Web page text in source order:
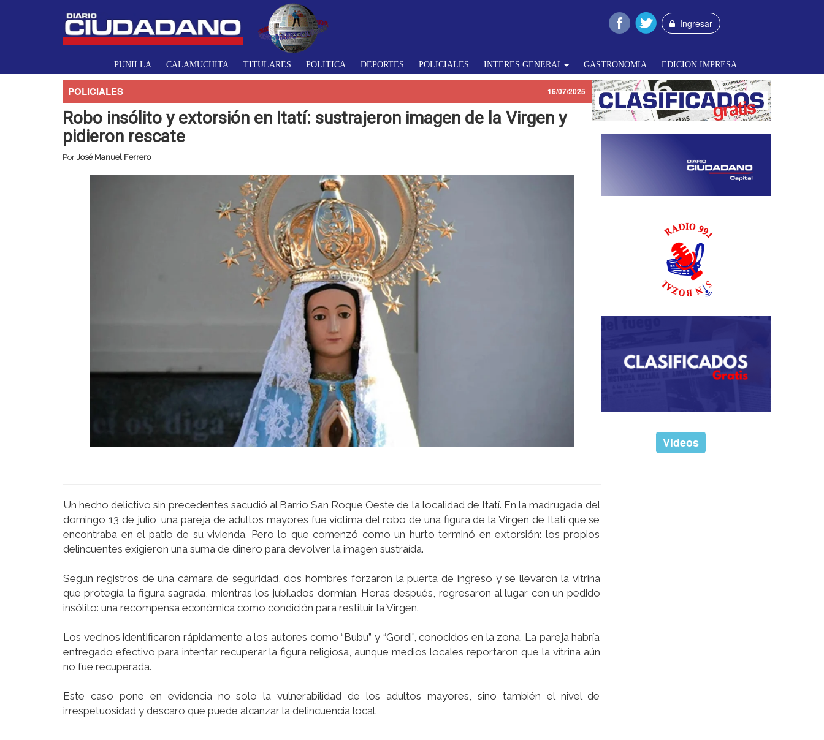
Ingresar
PUNILLA CALAMUCHITA TITULARES POLITICA DEPORTES POLICIALES INTERES GENERAL GASTRONOMIA EDICION IMPRESA
POLICIALES 16/07/2025
Robo insólito y extorsión en Itatí: sustrajeron imagen de la Virgen y
pidieron rescate
Por José Manuel Ferrero
Un hecho delictivo sin precedentes sacudió al Barrio San Roque Oeste de la localidad de Itatí. En la madrugada del
domingo 13 de julio, una pareja de adultos mayores fue víctima del robo de una figura de la Virgen de Itatí que se
encontraba en el patio de su vivienda. Pero lo que comenzó como un hurto terminó en extorsión: los propios
delincuentes exigieron una suma de dinero para devolver la imagen sustraída.
Según registros de una cámara de seguridad, dos hombres forzaron la puerta de ingreso y se llevaron la vitrina
que protegía la figura sagrada, mientras los jubilados dormían. Horas después, regresaron al lugar con un pedido
insólito: una recompensa económica como condición para restituir la Virgen.
Los vecinos identificaron rápidamente a los autores como “Bubu” y “Gordi”, conocidos en la zona. La pareja habría
entregado efectivo para intentar recuperar la figura religiosa, aunque medios locales reportaron que la vitrina aún
no fue recuperada.
Este caso pone en evidencia no solo la vulnerabilidad de los adultos mayores, sino también el nivel de
irrespetuosidad y descaro que puede alcanzar la delincuencia local.
Videos